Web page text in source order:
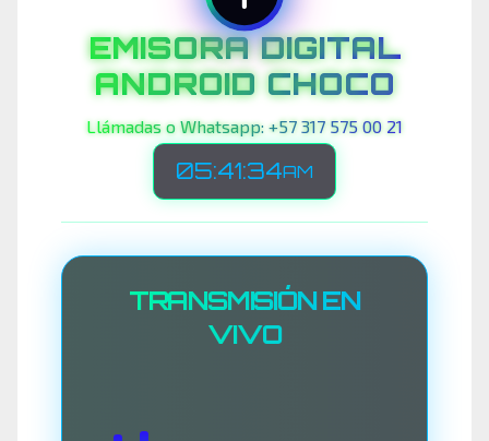
EMISORA DIGITAL
ANDROID CHOCO
Llámadas o Whatsapp: +57 317 575 00 21
05:41:37AM
TRANSMISIÓN EN
VIVO